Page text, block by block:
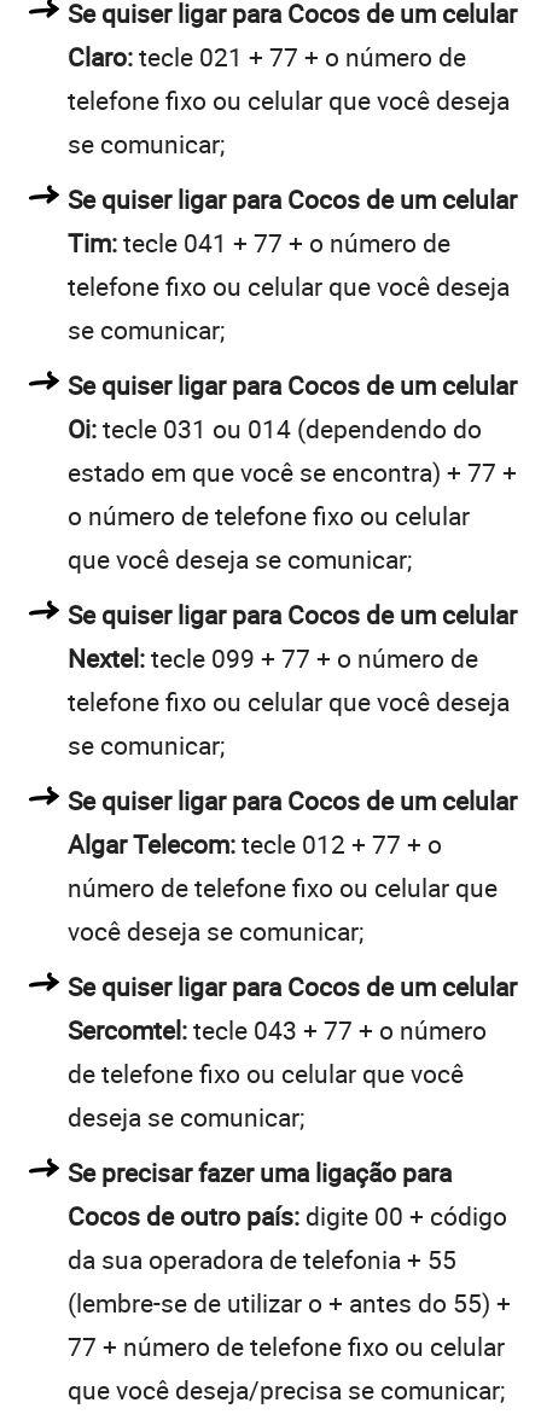
Se quiser ligar para Cocos de um celular
Claro:tecle 021 + 77 + o número de
telefone fixo ou celular que você deseja
se comunicar;
Se quiser ligar para Cocos de um celular
Tim:tecle 041 + 77 + o número de
telefone fixo ou celular que você deseja
se comunicar;
Se quiser ligar para Cocos de um celular
Oi:tecle 031 ou 014 (dependendo do
estado em que você se encontra) + 77 +
o número de telefone fixo ou celular
que você deseja se comunicar;
Se quiser ligar para Cocos de um celular
Nextel:tecle 099 + 77 + o número de
telefone fixo ou celular que você deseja
se comunicar;
Se quiser ligar para Cocos de um celular
Algar Telecom:tecle 012 + 77 + o
número de telefone fixo ou celular que
você deseja se comunicar;
Se quiser ligar para Cocos de um celular
Sercomtel:tecle 043 + 77 + o número
de telefone fixo ou celular que você
deseja se comunicar;
Se precisar fazer uma ligação para
Cocos de outro país: digite 00 + código
da sua operadora de telefonia + 55
(lembre-se de utilizar o + antes do 55) +
77 + número de telefone fixo ou celular
que você deseja/precisa se comunicar;